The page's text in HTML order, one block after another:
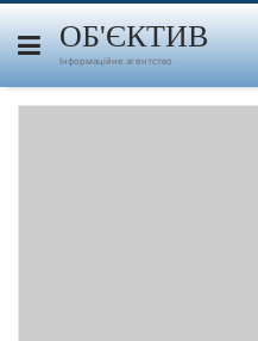
Skip
content ОБ'ЄКТИВ
Інформаційне агентство